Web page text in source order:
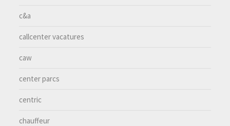
c&a
callcenter vacatures
caw
center parcs
centric
chauffeur